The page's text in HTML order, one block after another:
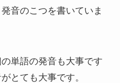
音のこつを書いていま
単語の発音も大事です
とても大事です。